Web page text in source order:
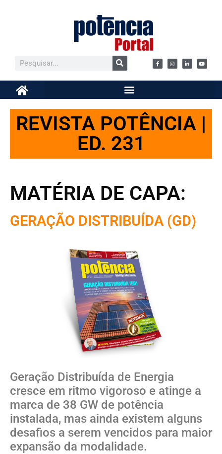
REVISTA POTÊNCIA |
ED. 231
MATÉRIA DE CAPA:
GERAÇÃO DISTRIBUÍDA (GD)
Geração Distribuída de Energia
cresce em ritmo vigoroso e atinge a
marca de 38 GW de potência
instalada, mas ainda existem alguns
desafios a serem vencidos para maior
expansão da modalidade.